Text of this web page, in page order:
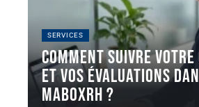
SERVICES
Comment suivre
et vos évaluations
MaBoxRH ?